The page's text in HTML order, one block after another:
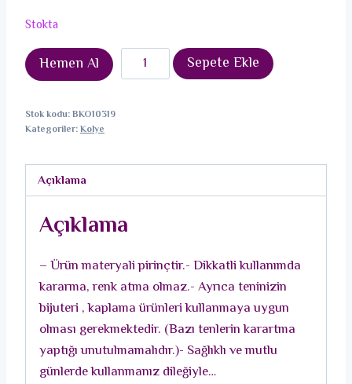
Stokta
Hemen Al
Pirinç
Zirkon
Figürlü
Gümüş
Kadın
Kolye
adet
Sepete Ekle
Stok kodu:BKO10319
Kategoriler:Kolye
Açıklama
Açıklama
– Ürün materyali pirinçtir.- Dikkatli kullanımda
kararma, renk atma olmaz.- Ayrıca teninizin
bijuteri , kaplama ürünleri kullanmaya uygun
olması gerekmektedir. (Bazı tenlerin karartma
yaptığı unutulmamalıdır.)- Sağlıklı ve mutlu
günlerde kullanmanız dileğiyle…